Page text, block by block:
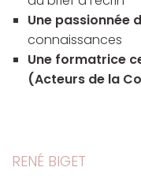
Une passionnée
connaissances
Une formatrice
(Acteurs de la
RENÉ BIGET